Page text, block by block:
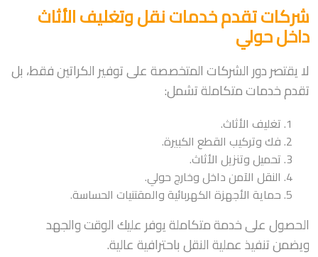
شركات تقدم خدمات نقل وتغليف الأثاث
داخل حولي
لا يقتصر دور الشركات المتخصصة على توفير الكراتين فقط، بل
تقدم خدمات متكاملة تشمل:
تغليف الأثاث.
فك وتركيب القطع الكبيرة.
تحميل وتنزيل الأثاث.
النقل الآمن داخل وخارج حولي.
حماية الأجهزة الكهربائية والمقتنيات الحساسة.
الحصول على خدمة متكاملة يوفر عليك الوقت والجهد
ويضمن تنفيذ عملية النقل باحترافية عالية.